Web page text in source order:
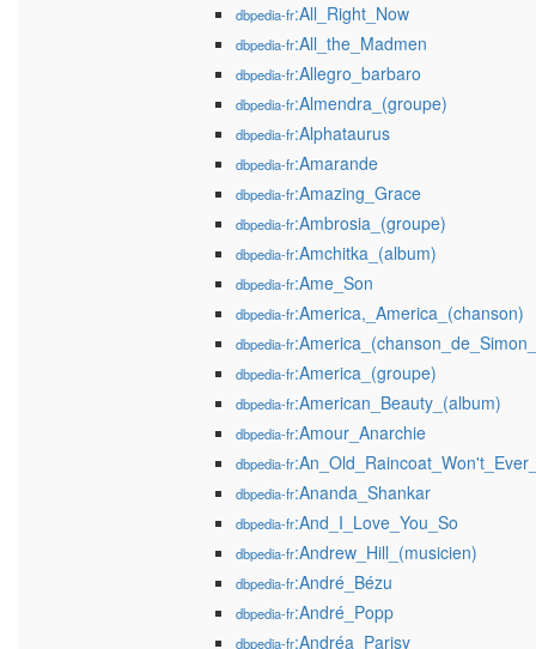
dbpedia-fr:All_Right_Now
dbpedia-fr:All_the_Madmen
dbpedia-fr:Allegro_barbaro
dbpedia-fr:Almendra_(groupe)
dbpedia-fr:Alphataurus
dbpedia-fr:Amarande
dbpedia-fr:Amazing_Grace
dbpedia-fr:Ambrosia_(groupe)
dbpedia-fr:Amchitka_(album)
dbpedia-fr:Ame_Son
dbpedia-fr:America,_America_(chanson)
dbpedia-fr
dbpedia-fr:America_(groupe)
dbpedia-fr:American_Beauty_(album)
dbpedia-fr:Amour_Anarchie
dbpedia-fr
dbpedia-fr:Ananda_Shankar
dbpedia-fr:And_I_Love_You_So
dbpedia-fr:Andrew_Hill_(musicien)
dbpedia-fr:André_Bézu
dbpedia-fr:André_Popp
dbpedia-fr:Andréa_Parisy